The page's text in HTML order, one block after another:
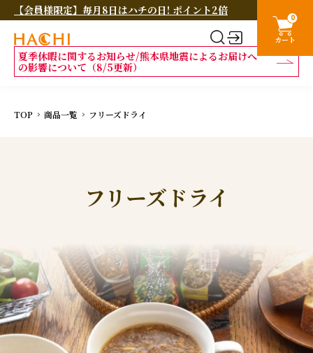
【会員様限定】毎月8日はハチの日! ポイント2倍
夏季休暇に関するお知らせ/熊本県地震によるお届けへ
の影響について（8/5更新）
0
カート
TOP 商品一覧 フリーズドライ
フリーズドライ